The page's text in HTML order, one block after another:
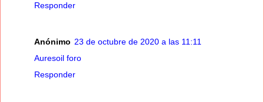
Responder
Anónimo 23 de octubre de 2020 a las 11:11
Auresoil foro
Responder